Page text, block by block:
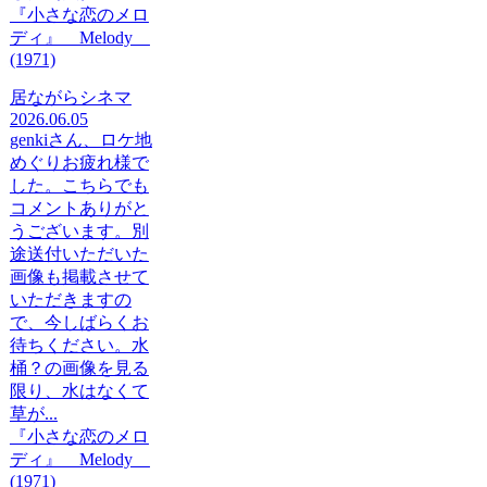
『小さな恋のメロ
ディ』 Melody
(1971)
居ながらシネマ
2026.06.05
genkiさん、ロケ地
めぐりお疲れ様で
した。こちらでも
コメントありがと
うございます。別
途送付いただいた
画像も掲載させて
いただきますの
で、今しばらくお
待ちください。水
桶？の画像を見る
限り、水はなくて
草が...
『小さな恋のメロ
ディ』 Melody
(1971)